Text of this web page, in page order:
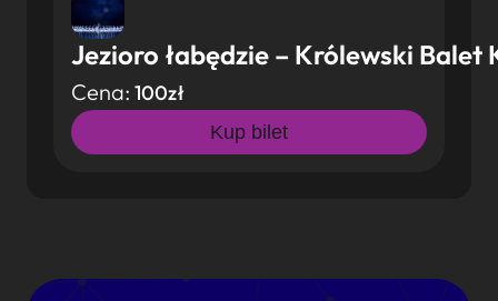
Jezioro łabędzie – Królewski Balet
Cena: 100zł
Kup bilet